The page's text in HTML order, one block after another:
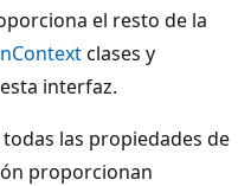
el resto de la
clases y
interfaz.
las propiedades de
proporcionan